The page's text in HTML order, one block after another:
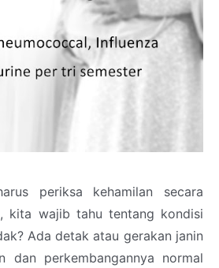
periksa kehamilan secara
kita wajib tahu tentang kondisi
Ada detak atau gerakan janin
dan perkembangannya normal